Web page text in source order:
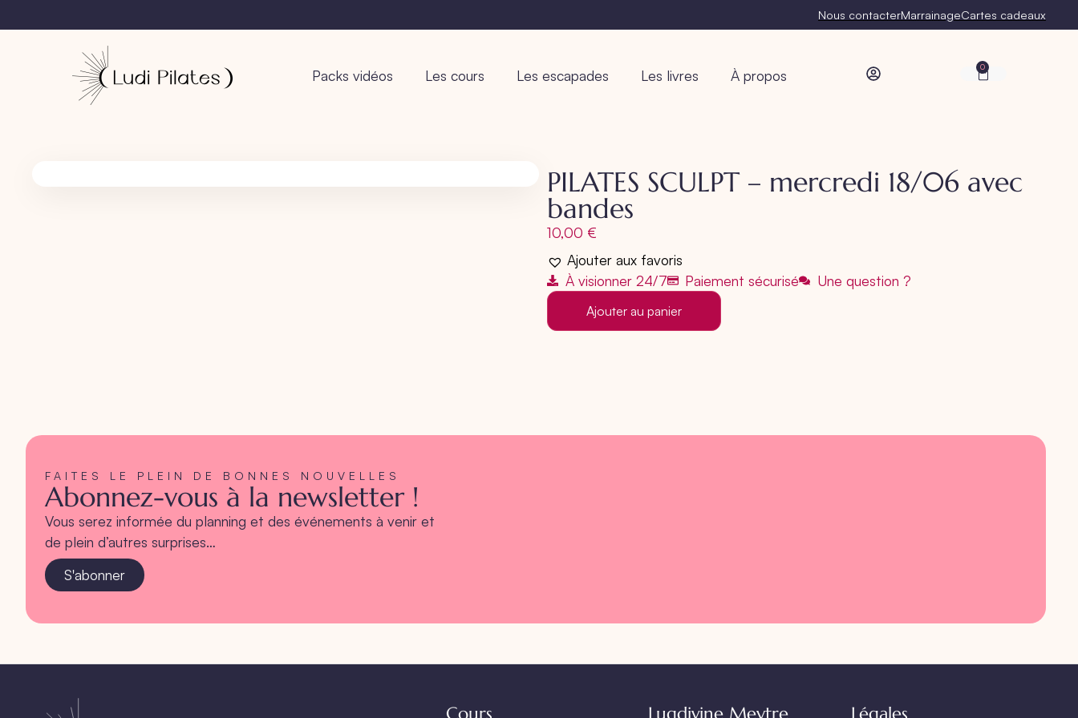
Nous contacterMarrainageCartes cadeaux
Packs vidéos Les cours Les escapades Les livres À propos 0
PILATES SCULPT – mercredi 18/06 avec
bandes
10,00 €
Ajouter aux favoris
À visionner 24/7
Paiement sécurisé Une question ?
Ajouter au panier
FAITES LE PLEIN DE BONNES NOUVELLES
Abonnez-vous à la newsletter !
Vous serez informée du planning et des événements à venir et
de plein d’autres surprises…
S'abonner
Cours Lugdivine Meytre Légales